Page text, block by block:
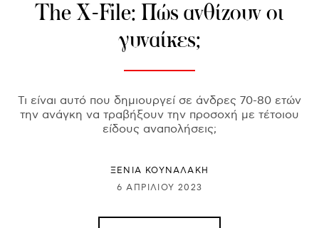
The X-File: Πώς ανθίζουν οι
γυναίκες;
Τι είναι αυτό που δημιουργεί σε άνδρες 70-80 ετών
την ανάγκη να τραβήξουν την προσοχή με τέτοιου
είδους αναπολήσεις;
ΞΕΝΙΑ ΚΟΥΝΑΛΑΚΗ
6 ΑΠΡΙΛΊΟΥ 2023